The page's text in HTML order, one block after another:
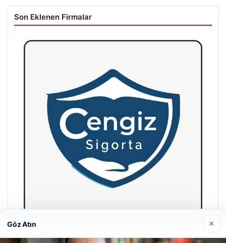
Son Eklenen Firmalar
Hastaş Beton
Göz Atın ×